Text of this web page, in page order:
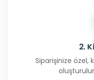
2.
Siparişinize özel,
oluşturulur